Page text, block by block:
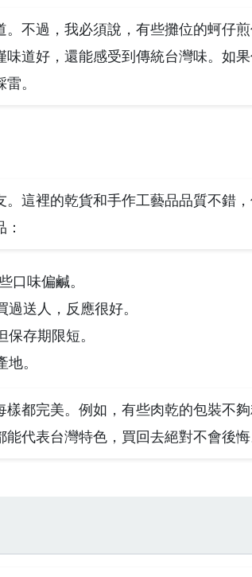
不過，我必須說，有些攤位的蚵仔
道好，還能感受到傳統台灣味。如
。
這裡的乾貨和手作工藝品品質不錯
口味偏鹹。
送人，反應很好。
存期限短。
。
都完美。例如，有些肉乾的包裝不
代表台灣特色，買回去絕對不會後